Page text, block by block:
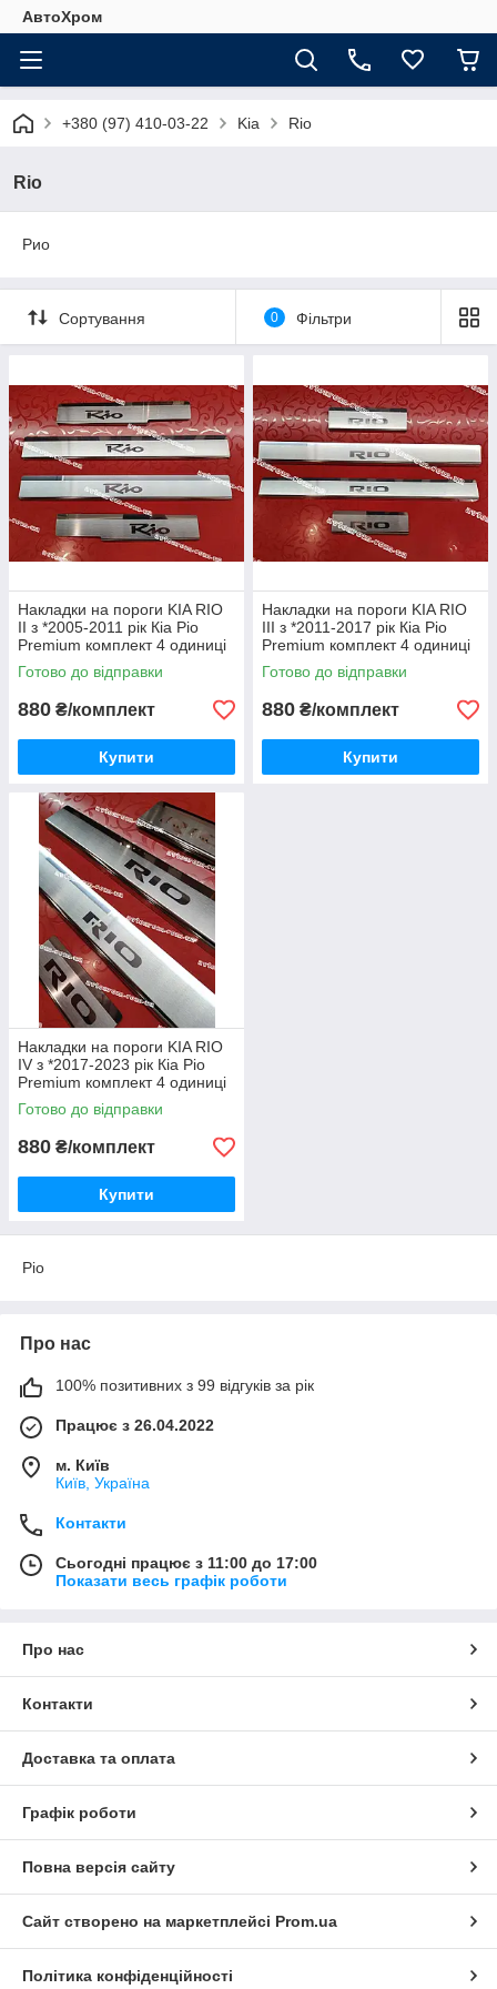
АвтоХром
+380 (97) 410-03-22 Kia Rio
Rio
Рио
Сортування 0 Фільтри
Накладки на пороги KIA RIO
II з *2005-2011 рік Кіа Ріо
Premium комплект 4 одиниці
Нержавійка з логотипом
Україна
Готово до відправки
880 ₴/комплект
Купити
Накладки на пороги KIA RIO
III з *2011-2017 рік Кіа Ріо
Premium комплект 4 одиниці
Нержавійка з логотипом
Україна
Готово до відправки
880 ₴/комплект
Купити
Накладки на пороги KIA RIO
IV з *2017-2023 рік Кіа Ріо
Premium комплект 4 одиниці
Нержавійка з логотипом
Україна
Готово до відправки
880 ₴/комплект
Купити
Ріо
Про нас
100% позитивних з 99 відгуків за рік
Працює з 26.04.2022
м. Київ
Київ, Україна
Контакти
Сьогодні працює з 11:00 до 17:00
Показати весь графік роботи
Про нас
Контакти
Доставка та оплата
Графік роботи
Повна версія сайту
Сайт створено на маркетплейсі Prom.ua
Політика конфіденційності